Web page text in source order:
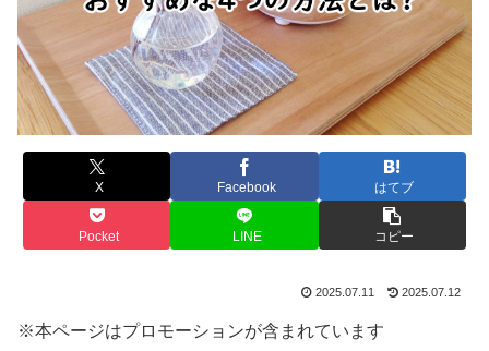
X Facebook はてブ
Pocket LINE コピー
2025.07.11 2025.07.12
※本ページはプロモーションが含まれています